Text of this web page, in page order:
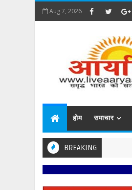
Aug 7, 2026
होम समाचार
BREAKING